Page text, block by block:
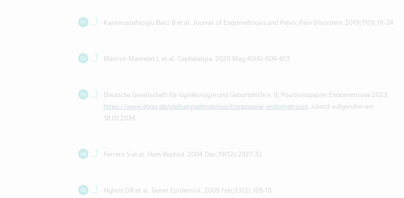
Back to contents.
Karamustafaoglu Balci B et al. Journal of Endometriosis and Pelvic Pain Disorders. 2019;11(1):19-24
Back to contents.
Maitrot-Mantelet L et al. Cephalalgia. 2020 May;40(6):606-613
Back to contents.
Deutsche Gesellschaft für Gynäkologie und Geburtshilfe e. V., Positionspapier Endometriose 2023,
https://www.dggg.de/stellungnahmen/positionspapier-endometriose , zuletzt aufgerufen am
18.01.2024
Back to contents.
Ferrero S et al. Hum Reprod. 2004 Dec;19(12):2927-32
Back to contents.
Nyholt DR et al. Genet Epidemiol. 2009 Feb;33(2):105-13